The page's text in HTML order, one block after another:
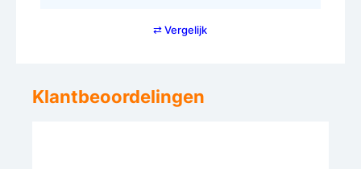
⇄ Vergelijk
Klantbeoordelingen